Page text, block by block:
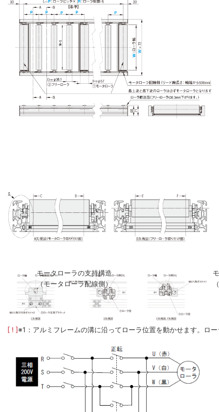
モータローラの支持構造
（モータローラ配線側）
[ ! ]※1：アルミフレームの溝に沿ってローラ位置を動かせます。ロ